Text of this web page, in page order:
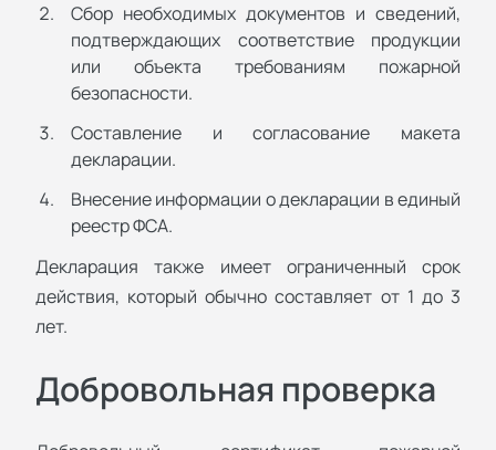
Сбор необходимых документов и сведений,
подтверждающих соответствие продукции
или объекта требованиям пожарной
безопасности.
Составление и согласование макета
декларации.
Внесение информации о декларации в единый
реестр ФСА.
Декларация также имеет ограниченный срок
действия, который обычно составляет от 1 до 3
лет.
Добровольная проверка